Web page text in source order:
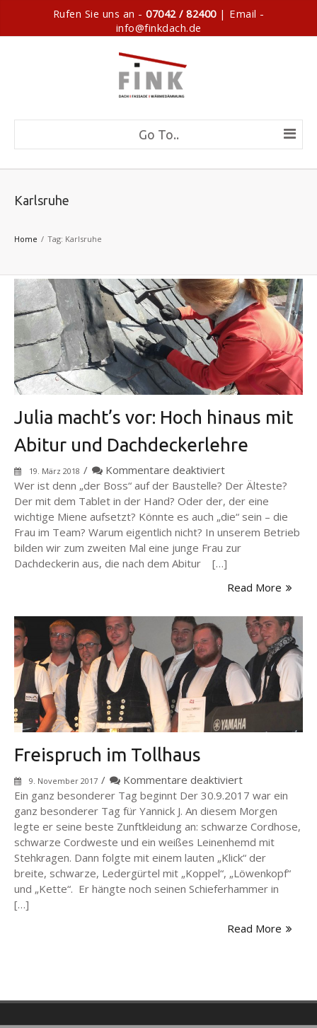
Rufen Sie uns an - 07042 / 82400| Email -
info@finkdach.de
Go To..
Karlsruhe
Home Tag: Karlsruhe
Julia macht’s vor: Hoch hinaus mit
Abitur und Dachdeckerlehre
19. März 2018 / Kommentare deaktiviertfür
Julia
macht’s
vor:
Hoch
hinaus
mit
und
Wer ist denn „der Boss“ auf der Baustelle? Der Älteste?
Der mit dem Tablet in der Hand? Oder der, der eine
wichtige Miene aufsetzt? Könnte es auch „die“ sein – die
Frau im Team? Warum eigentlich nicht? In unserem Betrieb
bilden wir zum zweiten Mal eine junge Frau zur
Dachdeckerin aus, die nach dem Abitur […]
Read More
Freispruch im Tollhaus
9. November 2017 / Kommentare deaktiviertfür
Freispruch
im
Tollhaus
Ein ganz besonderer Tag beginnt Der 30.9.2017 war ein
ganz besonderer Tag für Yannick J. An diesem Morgen
legte er seine beste Zunftkleidung an: schwarze Cordhose,
schwarze Cordweste und ein weißes Leinenhemd mit
Stehkragen. Dann folgte mit einem lauten „Klick“ der
breite, schwarze, Ledergürtel mit „Koppel“, „Löwenkopf“
und „Kette“. Er hängte noch seinen Schieferhammer in
[…]
Read More